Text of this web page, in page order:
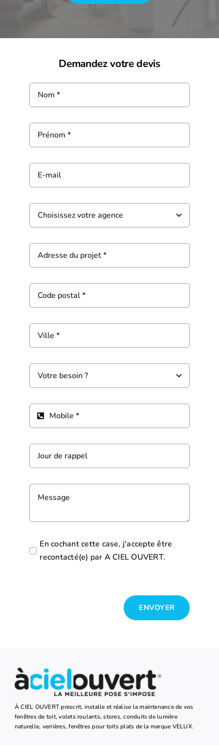
Demandez votre devis
En cochant cette case, j'accepte être
recontacté(e) par A CIEL OUVERT.
ENVOYER
À CIEL OUVERT prescrit, installe et réalise la maintenance de vos
fenêtres de toit, volets roulants, stores, conduits de lumière
naturelle, verrières, fenêtres pour toits plats de la marque VELUX.